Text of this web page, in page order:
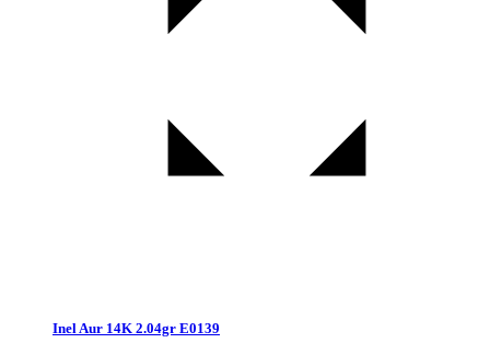
Inel Aur 14K 2.04gr E0139